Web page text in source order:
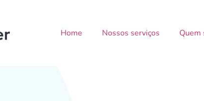
Home Nossos serviços Quem